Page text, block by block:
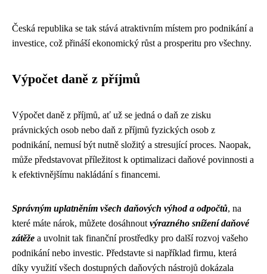
Česká republika se tak stává atraktivním místem pro podnikání a
investice, což přináší ekonomický růst a prosperitu pro všechny.
Výpočet daně z příjmů
Výpočet daně z příjmů, ať už se jedná o daň ze zisku
právnických osob nebo daň z příjmů fyzických osob z
podnikání, nemusí být nutně složitý a stresující proces. Naopak,
může představovat příležitost k optimalizaci daňové povinnosti a
k efektivnějšímu nakládání s financemi.
Správným uplatněním všech daňových výhod a odpočtů, na
které máte nárok, můžete dosáhnout výrazného snížení daňové
zátěže a uvolnit tak finanční prostředky pro další rozvoj vašeho
podnikání nebo investic. Představte si například firmu, která
díky využití všech dostupných daňových nástrojů dokázala